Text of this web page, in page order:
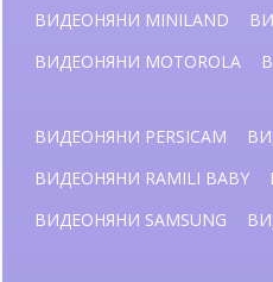
ВИДЕОНЯНИ MINILAND
ВИДЕОНЯНИ MOTOROLA
ВИДЕОНЯНИ PERSICAM
ВИДЕОНЯНИ RAMILI BABY
ВИДЕОНЯНИ SAMSUNG